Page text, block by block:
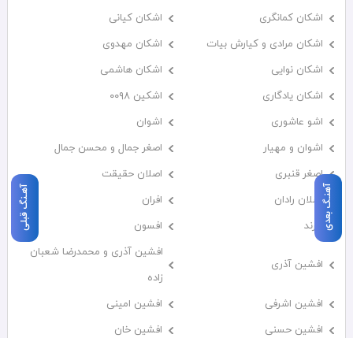
آهنـگ بعدی آهـنگ قبلی
اشکان‌ کمانگری
اشکان کیانی
اشکان مرادی و کیارش بیات
اشکان مهدوی
اشکان نوایی
اشکان هاشمی
اشکان یادگاری
اشکین ۰۰۹۸
اشو عاشوری
اشوان
اشوان و مهیار
اصغر جمال و محسن جمال
اصغر قنبری
اصلان حقیقت
اصلان رادان
افران
اَفرند
افسون
افشین آذری
افشین آذری و محمدرضا شعبان
زاده
افشین اشرفی
افشین امینی
افشین حسنی
افشین خان